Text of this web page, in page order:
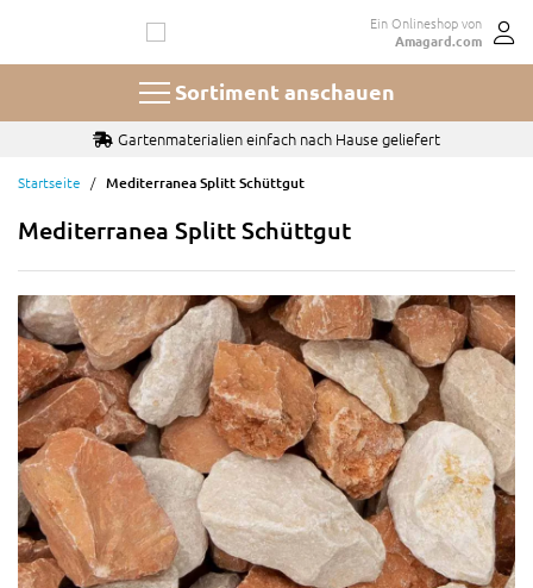
springen
Ein Onlineshop von
Amagard.com
Sortiment anschauen
Gartenmaterialien einfach nach Hause geliefert
Startseite Mediterranea Splitt Schüttgut
Mediterranea Splitt Schüttgut